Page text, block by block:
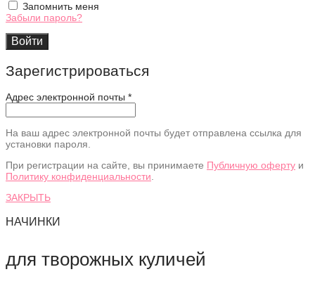
Запомнить меня
Забыли пароль?
Войти
Зарегистрироваться
Адрес электронной почты *
На ваш адрес электронной почты будет отправлена ссылка для
установки пароля.
При регистрации на сайте, вы принимаете Публичную оферту и
Политику конфиденциальности.
ЗАКРЫТЬ
НАЧИНКИ
для творожных куличей